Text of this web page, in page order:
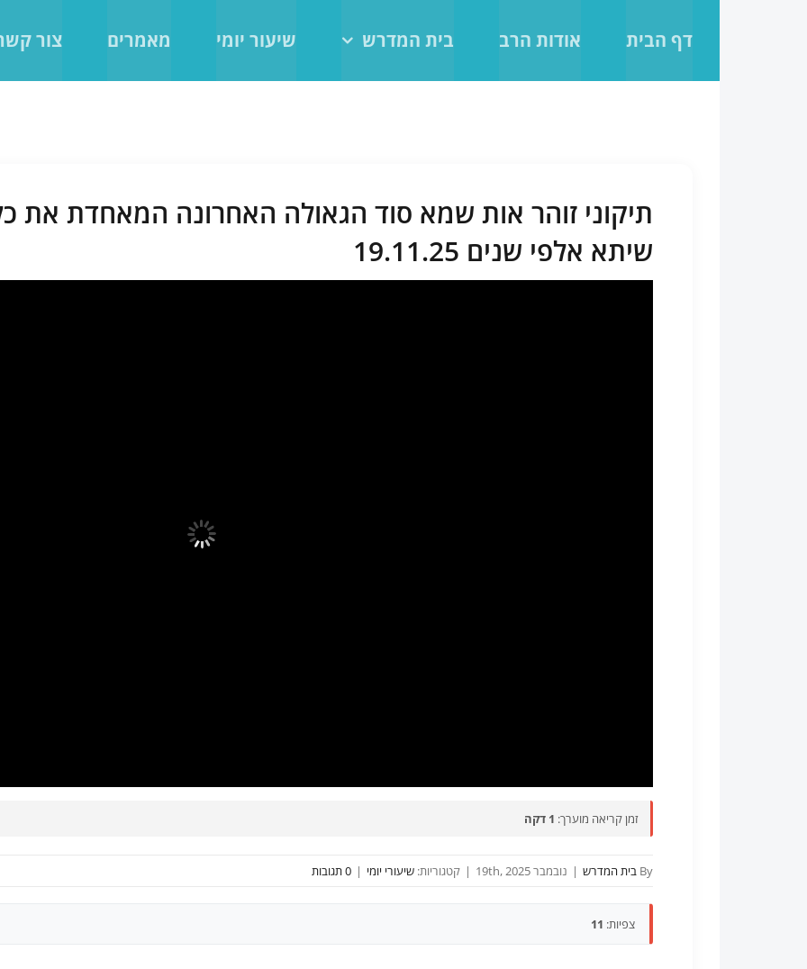
דף הבית אודות הרב בית המדרש שיעור יומי מאמרים צור
תיקוני זוהר אות שמא סוד הגאולה האחרונה המאחדת את
שיתא אלפי שנים 19.11.25
זמן קריאה מוערך: 1 דקה
By בית המדרש | נובמבר 19th, 2025 | קטגוריות: שיעורי יומי | 0 תגובות
צפיות: 11